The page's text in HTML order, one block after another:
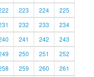
223 224
225
232 233
234
241 242
243
250 251
252
259 260
261